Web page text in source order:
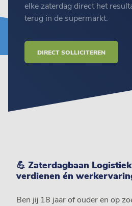
elke zaterdag direct het
terug in de supermarkt.
DIRECT SOLLICITEREN
💪 Zaterdagbaan
verdienen én
Ben jij 18 jaar of ouder en op